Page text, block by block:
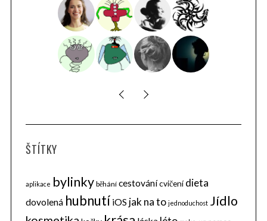
ŠTÍTKY
aplikace bylinky běhání cestovánícvičení dieta
dovolená hubnutí iOS jak na to jednoduchost Jídlo
e
c
h
f